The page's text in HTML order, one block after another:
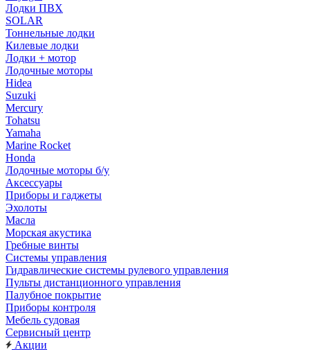
Лодки ПВХ
SOLAR
Тоннельные лодки
Килевые лодки
Лодки + мотор
Лодочные моторы
Hidea
Suzuki
Mercury
Tohatsu
Yamaha
Marine Rocket
Honda
Лодочные моторы б/у
Аксессуары
Приборы и гаджеты
Эхолоты
Масла
Морская акустика
Гребные винты
Системы управления
Гидравлические системы рулевого управления
Пульты дистанционного управления
Палубное покрытие
Приборы контроля
Мебель судовая
Сервисный центр
Акции